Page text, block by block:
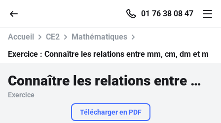
01 76 38 08 47
Accueil
Accueil CE2
Mathématiques
Exercice : Connaître les relations entre mm, cm, dm et m
Connaître les relations entre mm, cm, dm et m
Exercice
Télécharger en PDF